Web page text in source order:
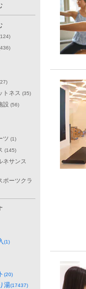
トネス (35)
設 (56)
ツ (1)
(145)
ネサンス
ポーツクラ
(1)
(20)
湯(17437)